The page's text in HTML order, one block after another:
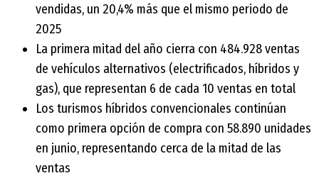
vendidas, un 20,4% más que el mismo periodo de
2025
La primera mitad del año cierra con 484.928 ventas
de vehículos alternativos (electrificados, híbridos y
gas), que representan 6 de cada 10 ventas en total
Los turismos híbridos convencionales continúan
como primera opción de compra con 58.890 unidades
en junio, representando cerca de la mitad de las
ventas